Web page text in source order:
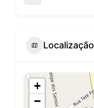
Localização
+
−